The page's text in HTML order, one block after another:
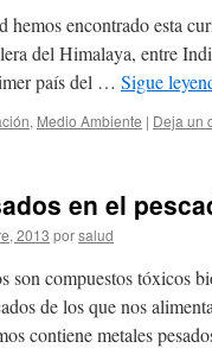
hemos encontrado esta
del Himalaya, entre
país del … Sigue
, Medio Ambiente | Deja un
en el
2013 porsalud
son compuestos tóxicos
de los que nos
contiene metales